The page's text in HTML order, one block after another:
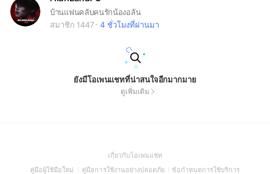
บ้านแฟนคลับคนรักน้องอลัน
สมาชิก 1447
4 ชั่วโมงที่ผ่านมา
ยังมีโอเพนแชทที่น่าสนใจอีกมากมาย
ดูเพิ่มเติม
เกี่ยวกับโอเพนแชท(Open
in
คู่มือผู้ใช้มือใหม่ (Open
คู่มือการใช้งานอย่างปลอดภัย(Open
ข้อกำหนดการใช้บริการ(Open